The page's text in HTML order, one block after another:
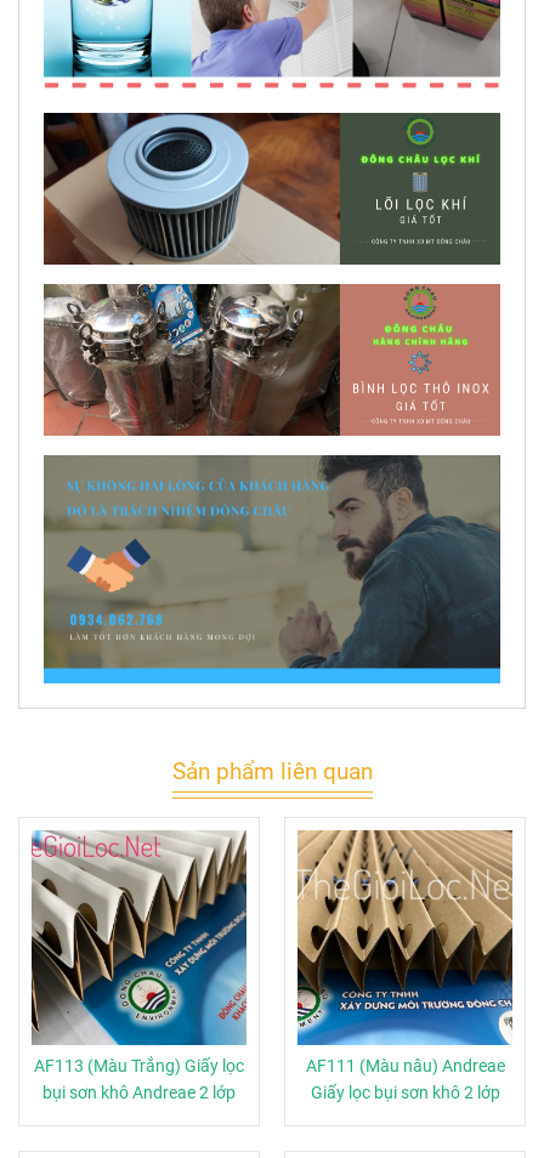
Sản phẩm liên quan
AF113 (Màu Trắng) Giấy lọc
bụi sơn khô Andreae 2 lớp
AF111 (Màu nâu) Andreae
Giấy lọc bụi sơn khô 2 lớp